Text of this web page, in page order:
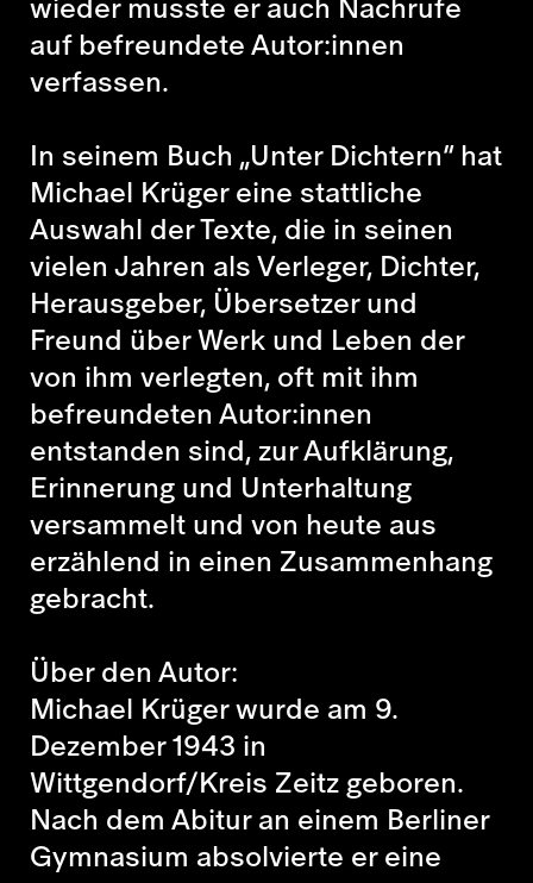
auf befreundete Autor:innen
verfassen.
In seinem Buch „Unter Dichtern“ hat
Michael Krüger eine stattliche
Auswahl der Texte, die in seinen
vielen Jahren als Verleger, Dichter,
Herausgeber, Übersetzer und
Freund über Werk und Leben der
von ihm verlegten, oft mit ihm
befreundeten Autor:innen
entstanden sind, zur Aufklärung,
Erinnerung und Unterhaltung
versammelt und von heute aus
erzählend in einen Zusammenhang
gebracht.
Über den Autor:
Michael Krüger wurde am 9.
Dezember 1943 in
Wittgendorf/Kreis Zeitz geboren.
Nach dem Abitur an einem Berliner
Gymnasium absolvierte er eine